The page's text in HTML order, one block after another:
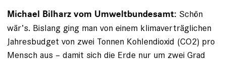
Michael Bilharz vom Umweltbundesamt: Schön
wär’s. Bislang ging man von einem klimaverträglichen
Jahresbudget von zwei Tonnen Kohlendioxid (CO2) pro
Mensch aus – damit sich die Erde nur um zwei Grad